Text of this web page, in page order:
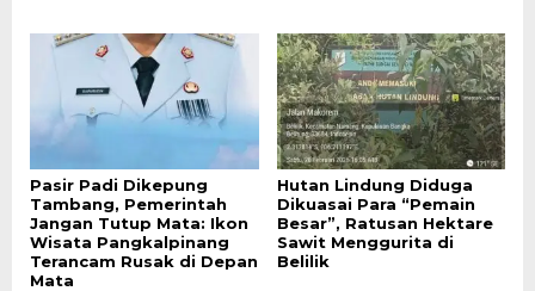
Pasir Padi Dikepung
Tambang, Pemerintah
Jangan Tutup Mata: Ikon
Wisata Pangkalpinang
Terancam Rusak di Depan
Mata
Hutan Lindung Diduga
Dikuasai Para “Pemain
Besar”, Ratusan Hektare
Sawit Menggurita di
Belilik